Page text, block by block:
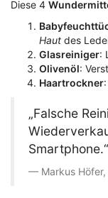
Diese 4
Haut des
Glasreiniger:
Olivenöl:
Haartrockner
„Falsche
Smartphone.“
Markus